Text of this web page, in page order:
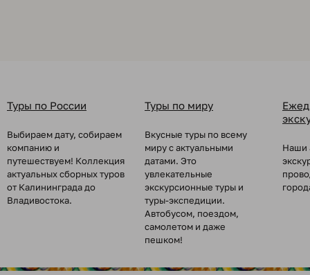
Туры по России
Выбираем дату, собираем
компанию и
путешествуем! Коллекция
актуальных сборных туров
от Калининграда до
Владивостока.
Туры по миру
Вкусные туры по всему
миру с актуальными
датами. Это
увлекательные
экскурсионные туры и
туры-экспедиции.
Автобусом, поездом,
самолетом и даже
пешком!
Наши